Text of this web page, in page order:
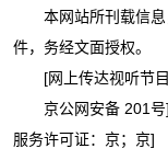
本网站所刊载信息
件，务经文面授权。
[网上传达视听节目
京公网安备 201号]
服务许可证：京；京]